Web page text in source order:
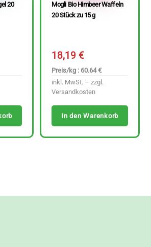
20
Mogli Bio Himbeer Waffeln
20 Stück zu 15 g
18,19€
Preis/kg : 60.64 €
inkl. MwSt. – zzgl.
Versandkosten
In den Warenkorb